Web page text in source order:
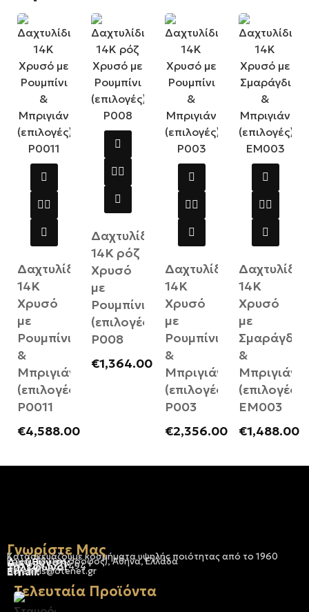
Δαχτυλίδι
14Κ
Χρυσό
με
Ρουμπίνι
&
Μπριγιάν
(επιλογές)
Ρ0011
€4,588.00
Δαχτυλίδι
14Κ ρόζ
Χρυσό
με
Ρουμπίνι
(επιλογές)
Ρ008
€1,364.00
Δαχτυλίδι
14Κ
Χρυσό
με
Ρουμπίνι
&
Μπριγιάν
(επιλογές)
Ρ003
€2,356.00
Δαχτυλίδι
14Κ
Χρυσό
με
Σμαράγδι
&
Μπριγιάν
(επιλογές)
ΕΜ003
€1,488.00
Γνωρίστε Μας
Κατασκευάζουμε κοσμήματα υψηλής ποιότητας από το 1960
Διεύθυνση:
Ερμού 18 (1ος όροφος), Αθήνα, Ελλάδα
Τηλέφωνο:
+30 210-3237494
Email:
dbjewels@otenet.gr
Τελευταία Προϊόντα